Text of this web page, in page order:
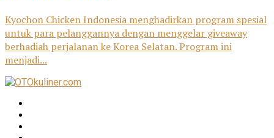
Kyochon Chicken Indonesia menghadirkan program spesial
untuk para pelanggannya dengan menggelar giveaway
berhadiah perjalanan ke Korea Selatan. Program ini
menjadi...